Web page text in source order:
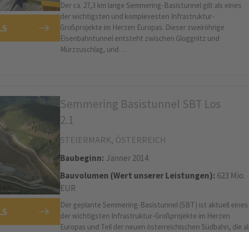
Der ca. 27,3 km lange Semmering-Basistunnel gilt als eines
der wichtigsten und komplexesten Infrastruktur-
Großprojekte im Herzen Europas. Dieser zweiröhrige
Eisenbahntunnel entsteht zwischen Gloggnitz und
Mürzzuschlag, und…
Semmering Basistunnel SBT Los
2.1
STEIERMARK, ÖSTERREICH
Baubeginn: Jänner 2014
Bauvolumen (Wert unserer Leistungen): 623 Mio.
EUR
Der geplante Semmering-Basistunnel (SBT) ist aktuell eines
der wichtigsten Infrastruktur-Großprojekte im Herzen
Europas und Teil der neuen österreichischen Südbahn, die